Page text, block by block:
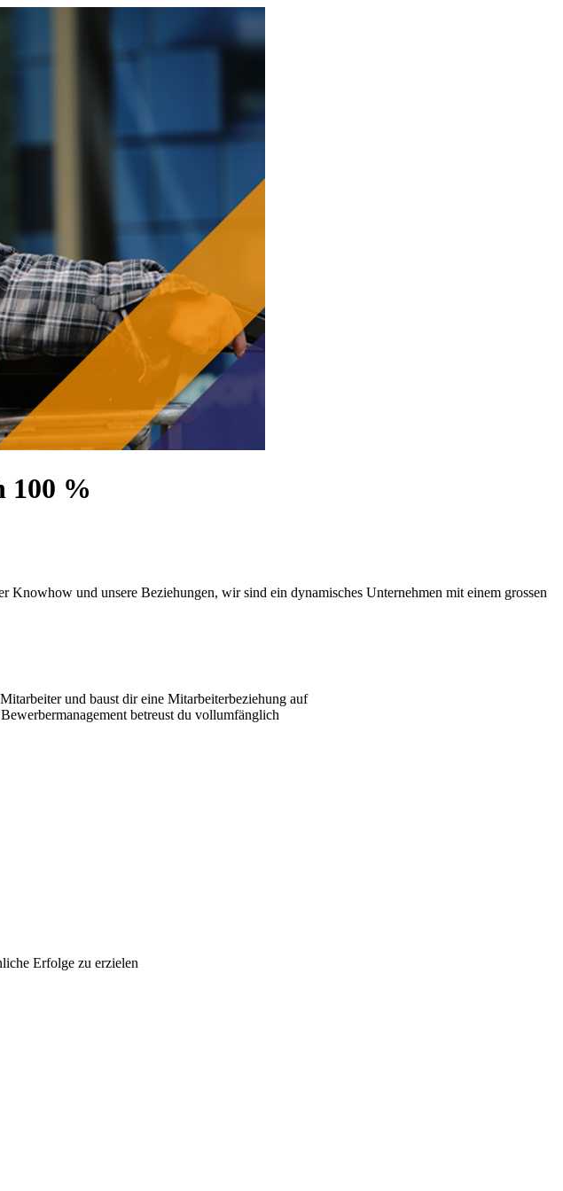
100 %
und unsere Beziehungen, wir sind ein dynamisches Unternehmen mit einem grossen
und baust dir eine Mitarbeiterbeziehung auf
betreust du vollumfänglich
Erfolge zu erzielen